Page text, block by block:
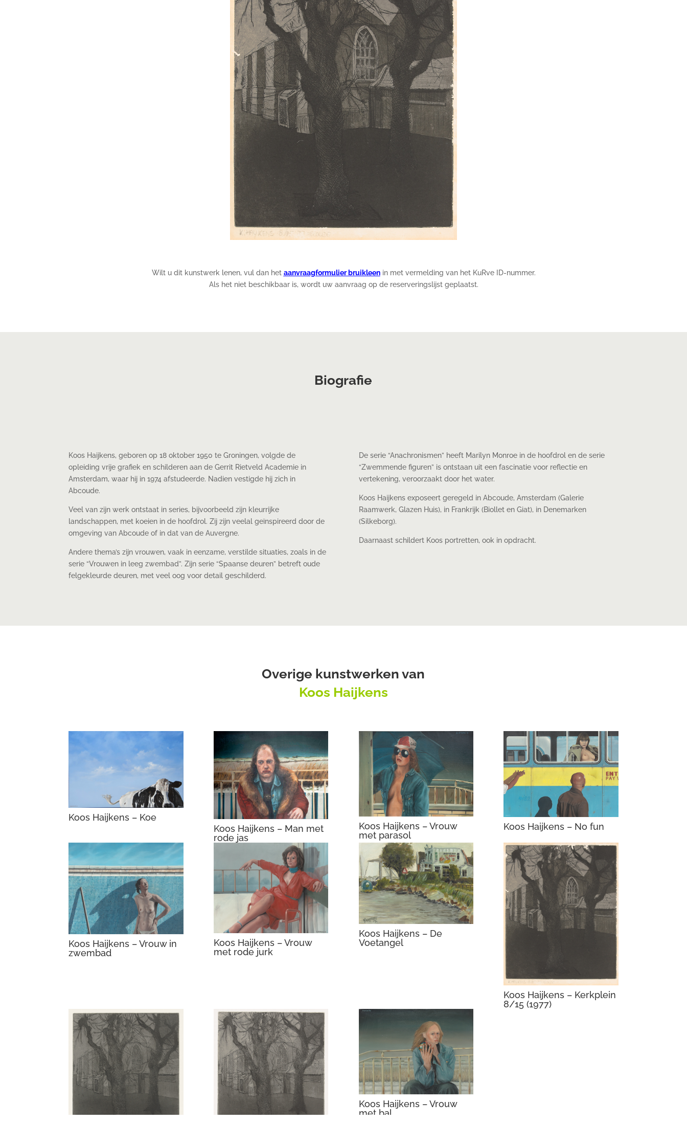
Wilt u dit kunstwerk lenen, vul dan het aanvraagformulier bruikleenin met vermelding van het KuRve ID-nummer.
Als het niet beschikbaar is, wordt uw aanvraag op de reserveringslijst geplaatst.
Biografie
Koos Haijkens, geboren op 18 oktober 1950 te Groningen, volgde de
opleiding vrije grafiek en schilderen aan de Gerrit Rietveld Academie in
Amsterdam, waar hij in 1974 afstudeerde. Nadien vestigde hij zich in
Abcoude.
Veel van zijn werk ontstaat in series, bijvoorbeeld zijn kleurrijke
landschappen, met koeien in de hoofdrol. Zij zijn veelal geïnspireerd door de
omgeving van Abcoude of in dat van de Auvergne.
Andere thema’s zijn vrouwen, vaak in eenzame, verstilde situaties, zoals in de
serie “Vrouwen in leeg zwembad”. Zijn serie “Spaanse deuren” betreft oude
felgekleurde deuren, met veel oog voor detail geschilderd.
De serie “Anachronismen” heeft Marilyn Monroe in de hoofdrol en de serie
“Zwemmende figuren” is ontstaan uit een fascinatie voor reflectie en
vertekening, veroorzaakt door het water.
Koos Haijkens exposeert geregeld in Abcoude, Amsterdam (Galerie
Raamwerk, Glazen Huis), in Frankrijk (Biollet en Giat), in Denemarken
(Silkeborg).
Daarnaast schildert Koos portretten, ook in opdracht.
Overige kunstwerken van
Koos Haijkens
Koos Haijkens – Koe
Koos Haijkens – Man met
rode jas
Koos Haijkens – Vrouw
met parasol
Koos Haijkens – No fun
Koos Haijkens – Vrouw in
zwembad
Koos Haijkens – Vrouw
met rode jurk
Koos Haijkens – De
Voetangel
Koos Haijkens – Kerkplein
8/15 (1977)
Koos Haijkens – Vrouw
met bal